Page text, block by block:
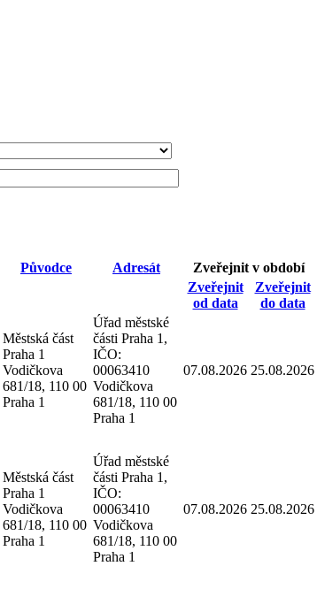
Původce Adresát Zveřejnit v období
Zveřejnit
od data
Zveřejnit
do data
Městská část
Praha 1
Vodičkova
681/18, 110 00
Praha 1
Úřad městské
části Praha 1,
IČO:
00063410
Vodičkova
681/18, 110 00
Praha 1
07.08.2026 25.08.2026
Městská část
Praha 1
Vodičkova
681/18, 110 00
Praha 1
Úřad městské
části Praha 1,
IČO:
00063410
Vodičkova
681/18, 110 00
Praha 1
07.08.2026 25.08.2026